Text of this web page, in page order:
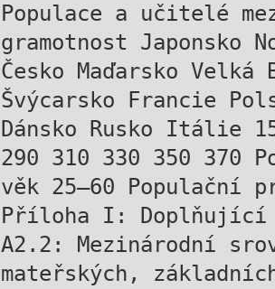
Populace a učitelé
gramotnost Japonsko
Česko Maďarsko
Švýcarsko Francie
Dánsko Rusko Itálie
290 310 330 350 370
věk 25–60 Populační
Příloha I: Doplňující
A2.2: Mezinárodní
mateřských,